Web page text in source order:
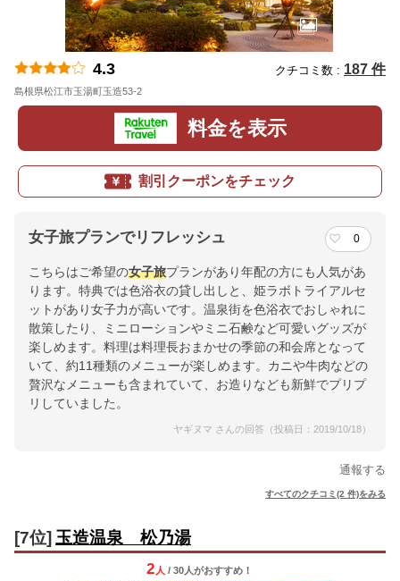
4.3 クチコミ数 : 187 件
島根県松江市玉湯町玉造53-2
料金を表示
割引クーポンをチェック
女子旅プランでリフレッシュ 0
こちらはご希望の女子旅プランがあり年配の方にも人気があ
ります。特典では色浴衣の貸し出しと、姫ラボトライアルセ
ットがあり女子力が高いです。温泉街を色浴衣でおしゃれに
散策したり、ミニローションやミニ石鹸など可愛いグッズが
楽しめます。料理は料理長おまかせの季節の和会席となって
いて、約11種類のメニューが楽しめます。カニや牛肉などの
贅沢なメニューも含まれていて、お造りなども新鮮でプリプ
リしていました。
ヤギヌマ さんの回答（投稿日：2019/10/18）
通報する
すべてのクチコミ(2 件)をみる
[7位] 玉造温泉 松乃湯
2 人 / 30人がおすすめ！